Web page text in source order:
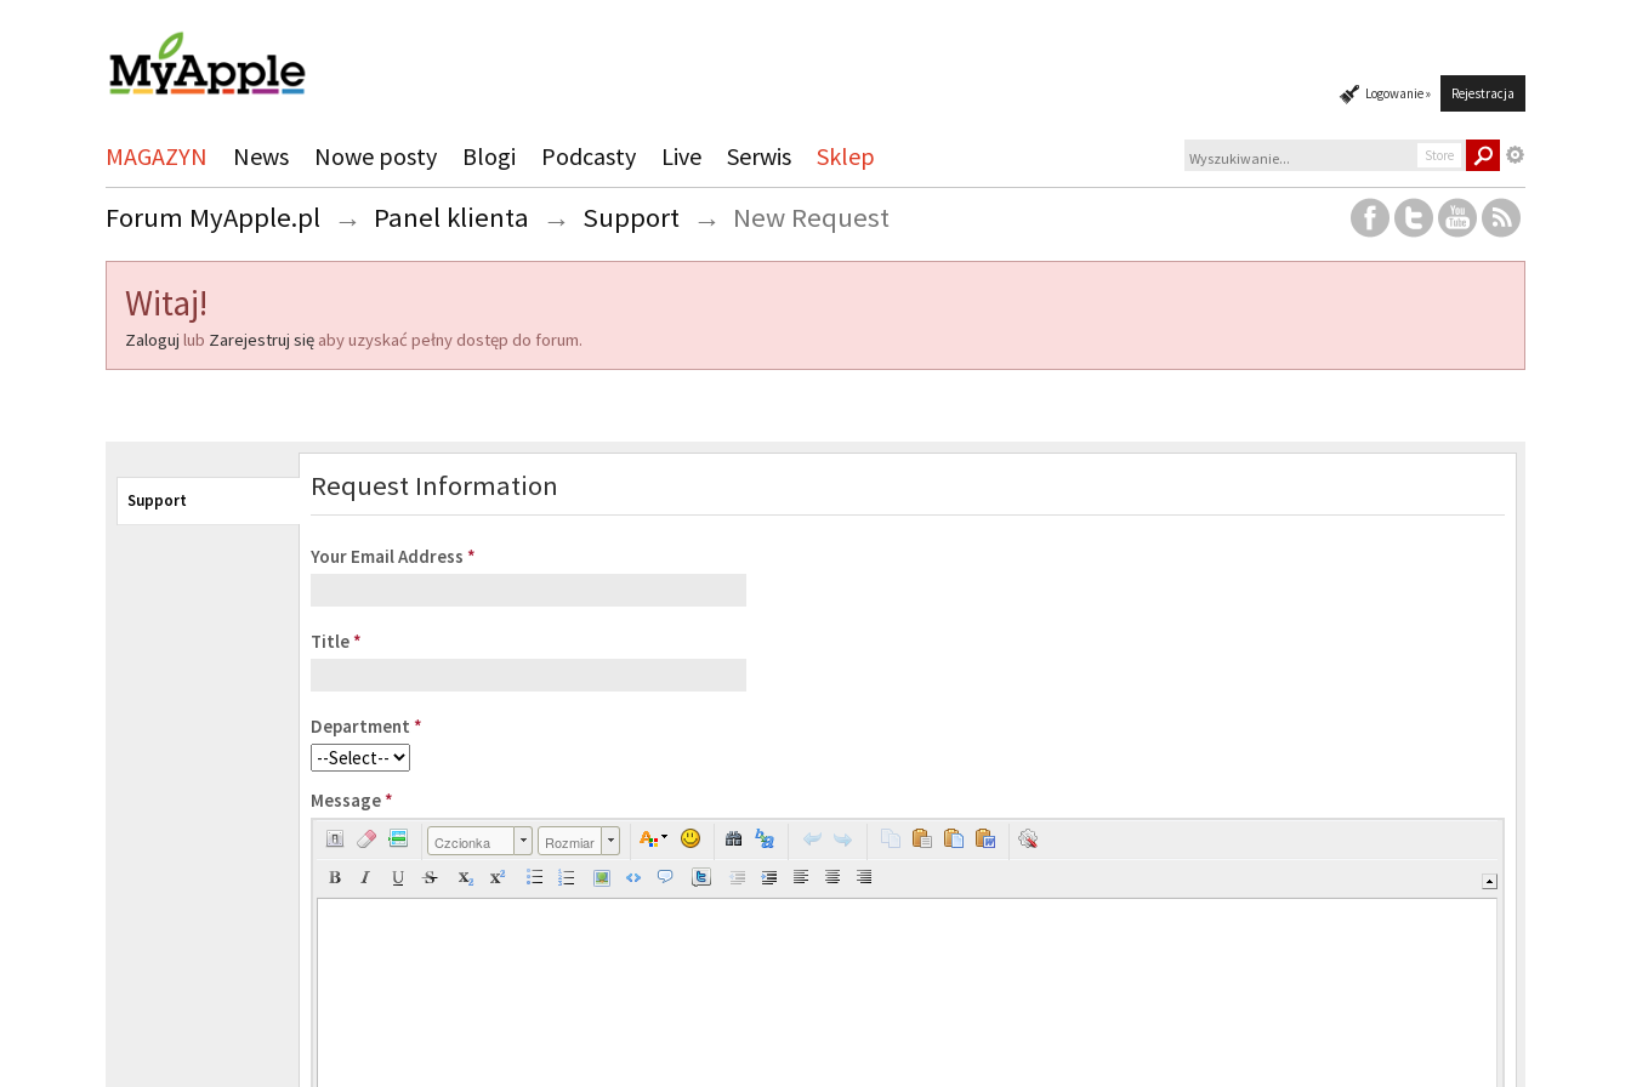
Logowanie » Rejestracja
MAGAZYN News Nowe posty Blogi Podcasty Live Serwis Sklep Store
Forum MyApple.pl → Panel klienta → Support → New Request
Witaj!
Zaloguj lub Zarejestruj się aby uzyskać pełny dostęp do forum.
Support Request Information
Your Email Address *
Title *
Department *
Message *
Czcionka Rozmiar